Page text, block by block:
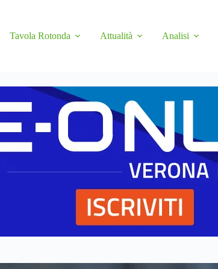
Tavola Rotonda Attualità Analisi